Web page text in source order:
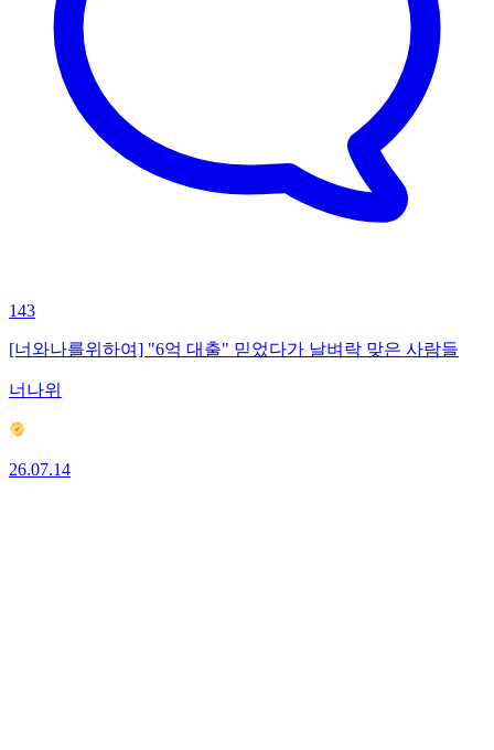
143
[너와나를위하여] "6억 대출" 믿었다가 날벼락 맞은 사람들
너나위
26.07.14